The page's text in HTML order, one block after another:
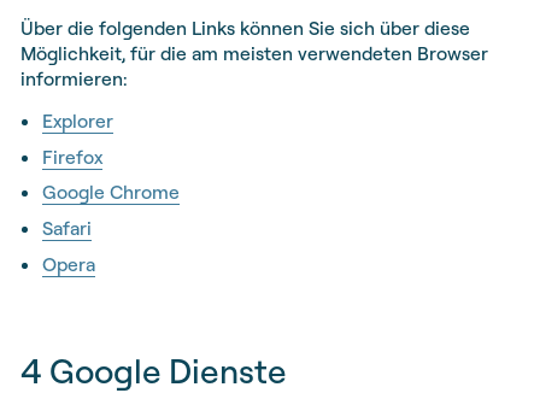
Über die folgenden Links können Sie sich über diese
Möglichkeit, für die am meisten verwendeten Browser
informieren:
Explorer
Firefox
Google Chrome
Safari
Opera
4 Google Dienste